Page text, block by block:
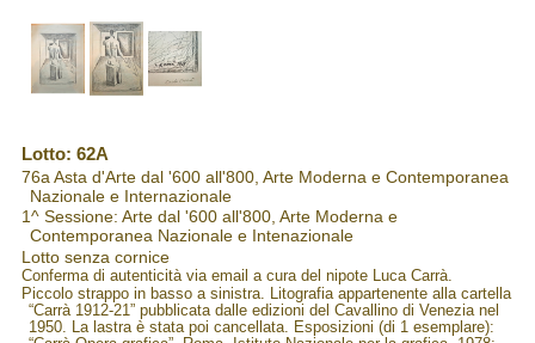
Lotto: 62A
76a Asta d'Arte dal '600 all'800, Arte Moderna e Contemporanea
Nazionale e Internazionale
1^ Sessione: Arte dal '600 all'800, Arte Moderna e
Contemporanea Nazionale e Intenazionale
Lotto senza cornice
Conferma di autenticità via email a cura del nipote Luca Carrà.
Piccolo strappo in basso a sinistra. Litografia appartenente alla cartella
“Carrà 1912-21” pubblicata dalle edizioni del Cavallino di Venezia nel
1950. La lastra è stata poi cancellata. Esposizioni (di 1 esemplare):